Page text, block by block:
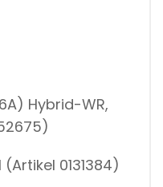
Hybrid-WR,
(Artikel 0131384)